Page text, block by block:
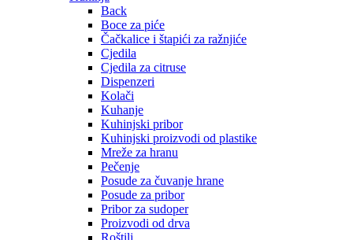
Back
Boce za piće
Čačkalice i štapići za ražnjiće
Cjedila
Cjedila za citruse
Dispenzeri
Kolači
Kuhanje
Kuhinjski pribor
Kuhinjski proizvodi od plastike
Mreže za hranu
Pečenje
Posude za čuvanje hrane
Posude za pribor
Pribor za sudoper
Proizvodi od drva